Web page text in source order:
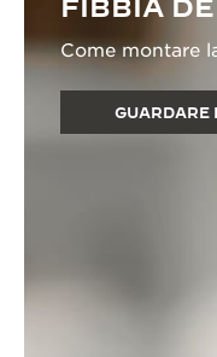
FIBBIA
Come montare
GUARDARE